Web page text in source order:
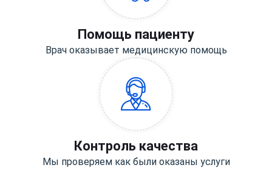
Помощь пациенту
Врач оказывает медицинскую помощь
Контроль качества
Мы проверяем как были оказаны услуги